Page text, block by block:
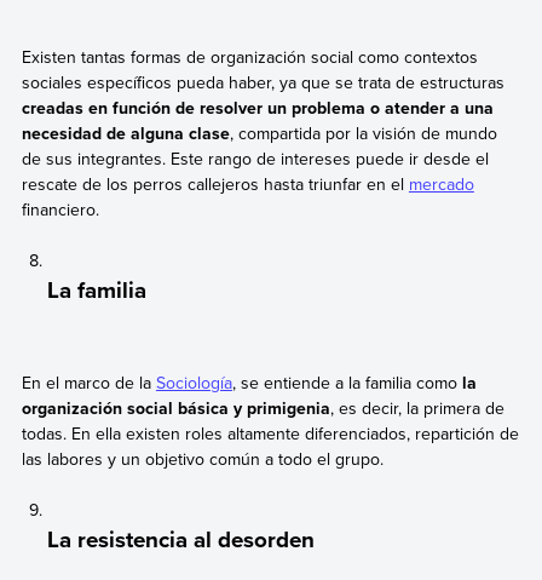
Existen tantas formas de organización social como contextos
sociales específicos pueda haber, ya que se trata de estructuras
creadas en función de resolver un problema o atender a una
necesidad de alguna clase, compartida por la visión de mundo
de sus integrantes. Este rango de intereses puede ir desde el
rescate de los perros callejeros hasta triunfar en el mercado
financiero.
La familia
En el marco de la Sociología, se entiende a la familia comola
organización social básica y primigenia, es decir, la primera de
todas. En ella existen roles altamente diferenciados, repartición de
las labores y un objetivo común a todo el grupo.
La resistencia al desorden